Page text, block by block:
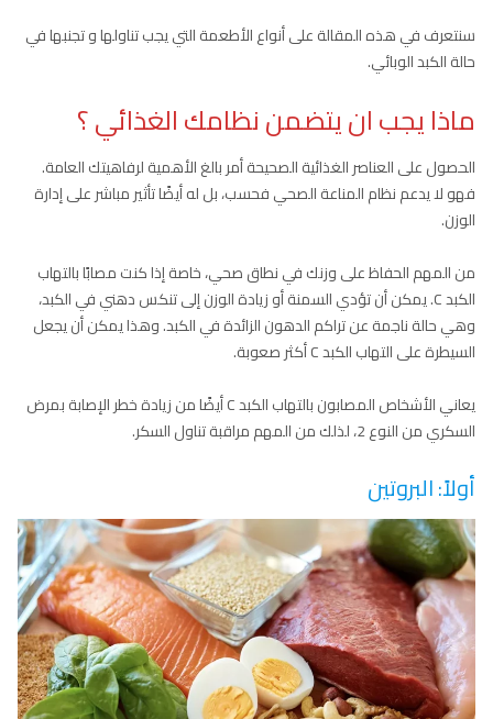
سنتعرف في هذه المقالة على أنواع الأطعمة التي يجب تناولها و تجنبها في
حالة الكبد الوبائي.
ماذا يجب ان يتضمن نظامك الغذائي ؟
الحصول على العناصر الغذائية الصحيحة أمر بالغ الأهمية لرفاهيتك العامة.
فهو لا يدعم نظام المناعة الصحي فحسب، بل له أيضًا تأثير مباشر على إدارة
الوزن.
من المهم الحفاظ على وزنك في نطاق صحي، خاصة إذا كنت مصابًا بالتهاب
الكبد C. يمكن أن تؤدي السمنة أو زيادة الوزن إلى تنكس دهني في الكبد،
وهي حالة ناجمة عن تراكم الدهون الزائدة في الكبد. وهذا يمكن أن يجعل
السيطرة على التهاب الكبد C أكثر صعوبة.
يعاني الأشخاص المصابون بالتهاب الكبد C أيضًا من زيادة خطر الإصابة بمرض
السكري من النوع 2، لذلك من المهم مراقبة تناول السكر.
أولاً: البروتين